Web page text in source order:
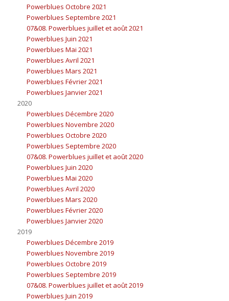
Powerblues Octobre 2021
Powerblues Septembre 2021
07&08. Powerblues juillet et août 2021
Powerblues Juin 2021
Powerblues Mai 2021
Powerblues Avril 2021
Powerblues Mars 2021
Powerblues Février 2021
Powerblues Janvier 2021
2020
Powerblues Décembre 2020
Powerblues Novembre 2020
Powerblues Octobre 2020
Powerblues Septembre 2020
07&08. Powerblues juillet et août 2020
Powerblues Juin 2020
Powerblues Mai 2020
Powerblues Avril 2020
Powerblues Mars 2020
Powerblues Février 2020
Powerblues Janvier 2020
2019
Powerblues Décembre 2019
Powerblues Novembre 2019
Powerblues Octobre 2019
Powerblues Septembre 2019
07&08. Powerblues juillet et août 2019
Powerblues Juin 2019